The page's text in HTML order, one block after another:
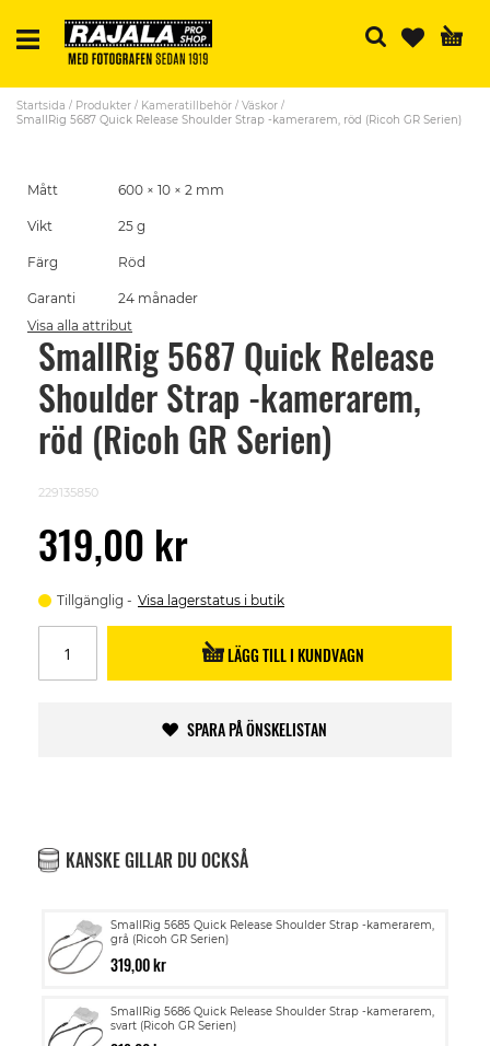
Startsida Produkter Kameratillbehör
Väskor
SmallRig 5687 Quick Release Shoulder Strap -kamerarem, röd (Ricoh GR Serien)
SmallRig 5687 Quick Release
Shoulder Strap -kamerarem,
röd (Ricoh GR Serien)
229135850
319,00 kr
Tillgänglig Visa lagerstatus i butik
LÄGG TILL I KUNDVAGN
SPARA PÅ ÖNSKELISTAN
KANSKE GILLAR DU OCKSÅ
SmallRig 5685 Quick Release Shoulder Strap -kamerarem,
grå (Ricoh GR Serien)
319,00 kr
SmallRig 5686 Quick Release Shoulder Strap -kamerarem,
svart (Ricoh GR Serien)
the
of
images
Skip
to
the
beginning
images
Mått 600 × 10 × 2 mm
Vikt 25 g
Färg Röd
Garanti
24 månader
Visa alla attribut